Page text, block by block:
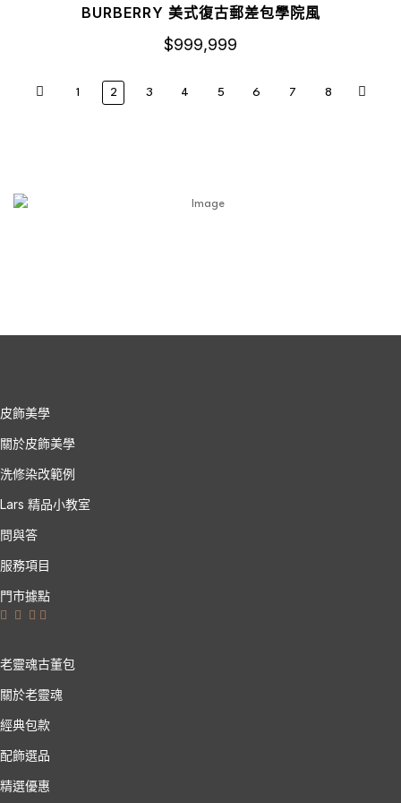
BURBERRY 美式復古郵差包學院風
$999,999
1 2 3 4 5 6 7 8
皮飾美學
關於皮飾美學
洗修染改範例
Lars 精品小教室
問與答
服務項目
門市據點
老靈魂古董包
關於老靈魂
經典包款
配飾選品
精選優惠